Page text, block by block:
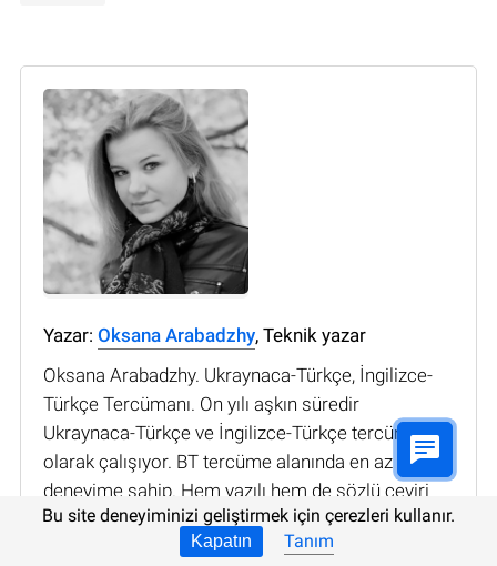
Yazar: Oksana Arabadzhy, Teknik yazar
Oksana Arabadzhy. Ukraynaca-Türkçe, İngilizce-
Türkçe Tercümanı. On yılı aşkın süredir
Ukraynaca-Türkçe ve İngilizce-Türkçe tercüman
olarak çalışıyor. BT tercüme alanında en az 5 yıllık
deneyime sahip. Hem yazılı hem de sözlü çeviri
yapar. Ayrıca 1 yıl İstanbul'da muhabir olarak
çalıştı. Farklı konularda makale yazma deneyimi
Bu site deneyiminizi geliştirmek için çerezleri kullanır.
Kapatın Tanım